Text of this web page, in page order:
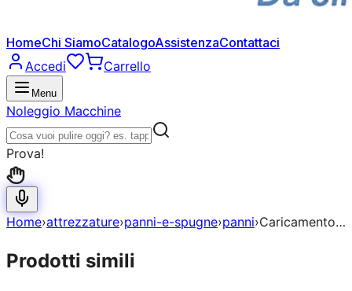
HomeChi SiamoCatalogoAssistenzaContattaci
Accedi
Carrello
Menu
Noleggio Macchine
Prova!
Home›attrezzature›panni-e-spugne›panni›Caricamento…
Prodotti simili